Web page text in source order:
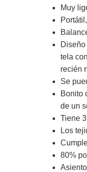
Muy
tela
recién
Se
Bonito
de un
Tiene
Los
80%